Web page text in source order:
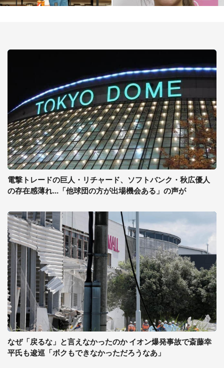
電撃トレードの巨人・リチャード、ソフトバンク・秋広優人
の存在感薄れ...「他球団の方が出場機会ある」の声が
なぜ「戻るな」と言えなかったのか イオン爆発事故で斎藤幸
平氏も逡巡「ボクもできなかっただろうなあ」